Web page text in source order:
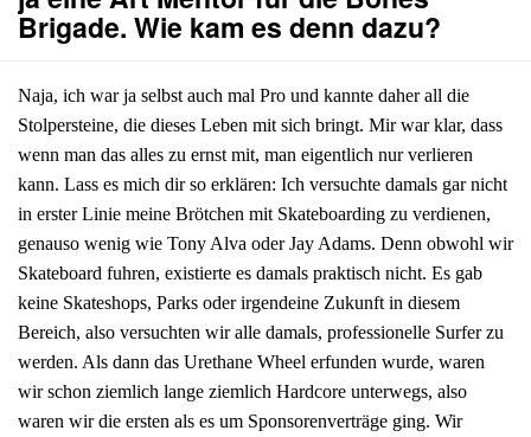
Brigade. Wie kam es denn dazu?
Naja, ich war ja selbst auch mal Pro und kannte daher all die
Stolpersteine, die dieses Leben mit sich bringt. Mir war klar, dass
wenn man das alles zu ernst mit, man eigentlich nur verlieren
kann. Lass es mich dir so erklären: Ich versuchte damals gar nicht
in erster Linie meine Brötchen mit Skateboarding zu verdienen,
genauso wenig wie Tony Alva oder Jay Adams. Denn obwohl wir
Skateboard fuhren, existierte es damals praktisch nicht. Es gab
keine Skateshops, Parks oder irgendeine Zukunft in diesem
Bereich, also versuchten wir alle damals, professionelle Surfer zu
werden. Als dann das Urethane Wheel erfunden wurde, waren
wir schon ziemlich lange ziemlich Hardcore unterwegs, also
waren wir die ersten als es um Sponsorenverträge ging. Wir